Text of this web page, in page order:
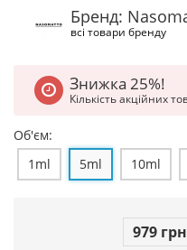
Бренд:
всі товари бренду
Знижка 25%!
Кількість акційних
Об'єм:
1ml
5ml 10ml
979